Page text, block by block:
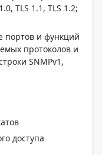
TLS 1.1, TLS 1.2;
портов и функций
протоколов и
SNMPv1,
доступа